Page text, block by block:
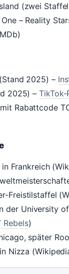
(zwei
– Reality
2025) –
2025) –
Rabattcode
Frankreich
Freistilstaffel
der University
Rebels)
später
Nizza